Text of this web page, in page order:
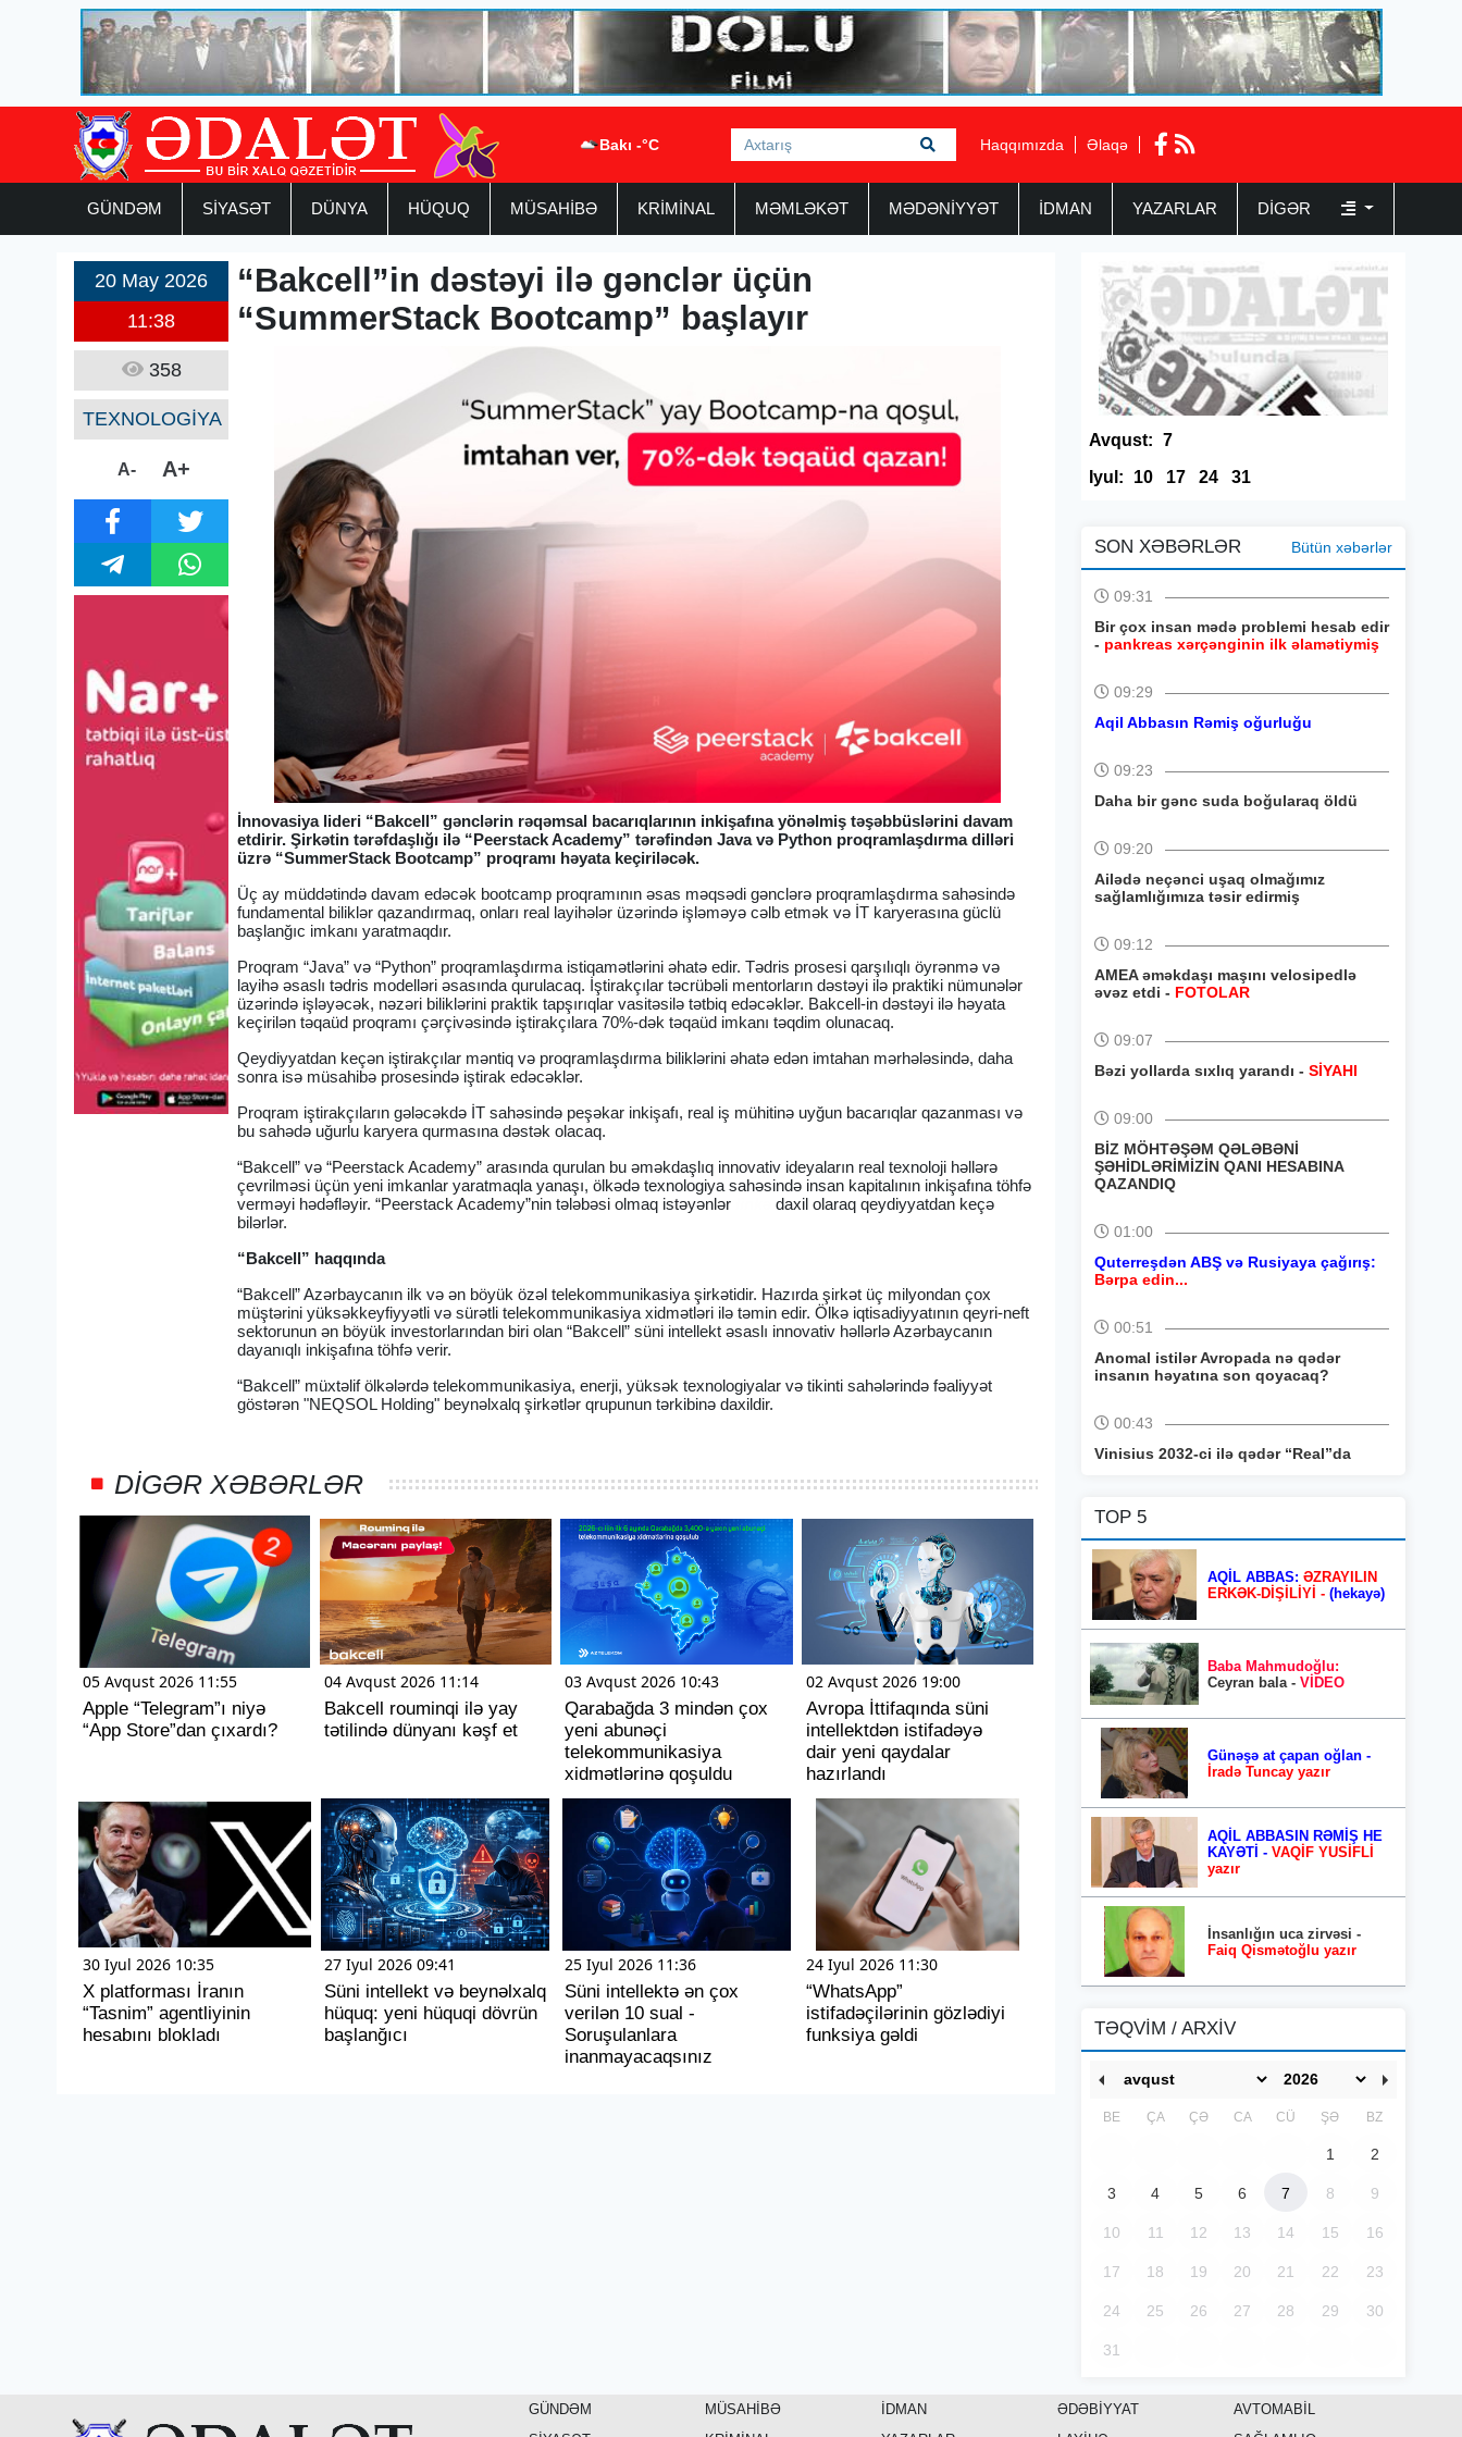
Bakı -°C Haqqımızda Əlaqə
GÜNDƏM SİYASƏT DÜNYA HÜQUQ MÜSAHİBƏ KRİMİNAL MƏMLƏKƏT MƏDƏNİYYƏT İDMAN YAZARLAR DIGƏR
20 May 2026
11:38
358
TEXNOLOGİYA
A- A+
“Bakcell”in dəstəyi ilə gənclər üçün
“SummerStack Bootcamp” başlayır
İnnovasiya lideri “Bakcell” gənclərin rəqəmsal bacarıqlarının inkişafına yönəlmiş təşəbbüslərini davam
etdirir. Şirkətin tərəfdaşlığı ilə “Peerstack Academy” tərəfindən Java və Python proqramlaşdırma dilləri
üzrə “SummerStack Bootcamp” proqramı həyata keçiriləcək.
Üç ay müddətində davam edəcək bootcamp proqramının əsas məqsədi gənclərə proqramlaşdırma sahəsində
fundamental biliklər qazandırmaq, onları real layihələr üzərində işləməyə cəlb etmək və İT karyerasına güclü
başlanğıc imkanı yaratmaqdır.
Proqram “Java” və “Python” proqramlaşdırma istiqamətlərini əhatə edir. Tədris prosesi qarşılıqlı öyrənmə və
layihə əsaslı tədris modelləri əsasında qurulacaq. İştirakçılar təcrübəli mentorların dəstəyi ilə praktiki nümunələr
üzərində işləyəcək, nəzəri biliklərini praktik tapşırıqlar vasitəsilə tətbiq edəcəklər. Bakcell-in dəstəyi ilə həyata
keçirilən təqaüd proqramı çərçivəsində iştirakçılara 70%-dək təqaüd imkanı təqdim olunacaq.
Qeydiyyatdan keçən iştirakçılar məntiq və proqramlaşdırma biliklərini əhatə edən imtahan mərhələsində, daha
sonra isə müsahibə prosesində iştirak edəcəklər.
Proqram iştirakçıların gələcəkdə İT sahəsində peşəkar inkişafı, real iş mühitinə uyğun bacarıqlar qazanması və
bu sahədə uğurlu karyera qurmasına dəstək olacaq.
“Bakcell” və “Peerstack Academy” arasında qurulan bu əməkdaşlıq innovativ ideyaların real texnoloji həllərə
çevrilməsi üçün yeni imkanlar yaratmaqla yanaşı, ölkədə texnologiya sahəsində insan kapitalının inkişafına töhfə
verməyi hədəfləyir. “Peerstack Academy”nin tələbəsi olmaq istəyənlər
daxil olaraq qeydiyyatdan keçə
bilərlər.
“Bakcell” haqqında
“Bakcell” Azərbaycanın ilk və ən böyük özəl telekommunikasiya şirkətidir. Hazırda şirkət üç milyondan çox
müştərini yüksəkkeyfiyyətli və sürətli telekommunikasiya xidmətləri ilə təmin edir. Ölkə iqtisadiyyatının qeyri-neft
sektorunun ən böyük investorlarından biri olan “Bakcell” süni intellekt əsaslı innovativ həllərlə Azərbaycanın
dayanıqlı inkişafına töhfə verir.
“Bakcell” müxtəlif ölkələrdə telekommunikasiya, enerji, yüksək texnologiyalar və tikinti sahələrində fəaliyyət
göstərən "NEQSOL Holding" beynəlxalq şirkətlər qrupunun tərkibinə daxildir.
DIGƏR XƏBƏRLƏR
05 Avqust 2026 11:55
Apple “Telegram”ı niyə
“App Store”dan çıxardı?
04 Avqust 2026 11:14
Bakcell rouminqi ilə yay
tətilində dünyanı kəşf et
03 Avqust 2026 10:43
Qarabağda 3 mindən çox
yeni abunəçi
telekommunikasiya
xidmətlərinə qoşuldu
02 Avqust 2026 19:00
Avropa İttifaqında süni
intellektdən istifadəyə
dair yeni qaydalar
hazırlandı
30 Iyul 2026 10:35
X platforması İranın
“Tasnim” agentliyinin
hesabını blokladı
27 Iyul 2026 09:41
Süni intellekt və beynəlxalq
hüquq: yeni hüquqi dövrün
başlanğıcı
25 Iyul 2026 11:36
Süni intellektə ən çox
verilən 10 sual -
Soruşulanlara
inanmayacaqsınız
24 Iyul 2026 11:30
“WhatsApp”
istifadəçilərinin gözlədiyi
funksiya gəldi
Avqust: 7
Iyul:
10 17 24 31
SON XƏBƏRLƏR Bütün xəbərlər
09:31
Bir çox insan mədə problemi hesab edir
- pankreas xərçənginin ilk əlamətiymiş
09:29
Aqil Abbasın Rəmiş oğurluğu
09:23
Daha bir gənc suda boğularaq öldü
09:20
Ailədə neçənci uşaq olmağımız
sağlamlığımıza təsir edirmiş
09:12
AMEA əməkdaşı maşını velosipedlə
əvəz etdi - FOTOLAR
09:07
Bəzi yollarda sıxlıq yarandı - SİYAHI
09:00
BİZ MÖHTƏŞƏM QƏLƏBƏNİ
ŞƏHİDLƏRİMİZİN QANI HESABINA
QAZANDIQ
01:00
Quterreşdən ABŞ və Rusiyaya çağırış:
Bərpa edin...
00:51
Anomal istilər Avropada nə qədər
insanın həyatına son qoyacaq?
00:43
Vinisius 2032-ci ilə qədər “Real”da
TOP 5
AQİL ABBAS: ƏZRAYILIN
ERKƏK-DİŞİLİYİ - (hekayə)
Baba Mahmudoğlu:
Ceyran bala - VİDEO
Günəşə at çapan oğlan -
İradə Tuncay yazır
AQİL ABBASIN RƏMİŞ HE
KAYƏTİ - VAQİF YUSİFLİ
yazır
İnsanlığın uca zirvəsi -
Faiq Qismətoğlu yazır
TƏQVİM / ARXİV
BE ÇA ÇƏ CA CÜ ŞƏ BZ
1 2
3 4 5 6 7 8 9
10 11 12 13 14 15 16
17 18 19 20 21 22 23
24 25 26 27 28 29 30
31
GÜNDƏM
MÜSAHİBƏ
İDMAN
ƏDƏBİYYAT
AVTOMABİL